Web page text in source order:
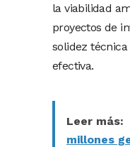
la viabilidad
proyectos de
solidez
efectiva.
Leer más:
millones